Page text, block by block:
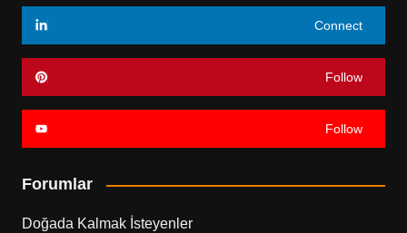
Connect
Follow
Follow
Forumlar
Doğada Kalmak İsteyenler